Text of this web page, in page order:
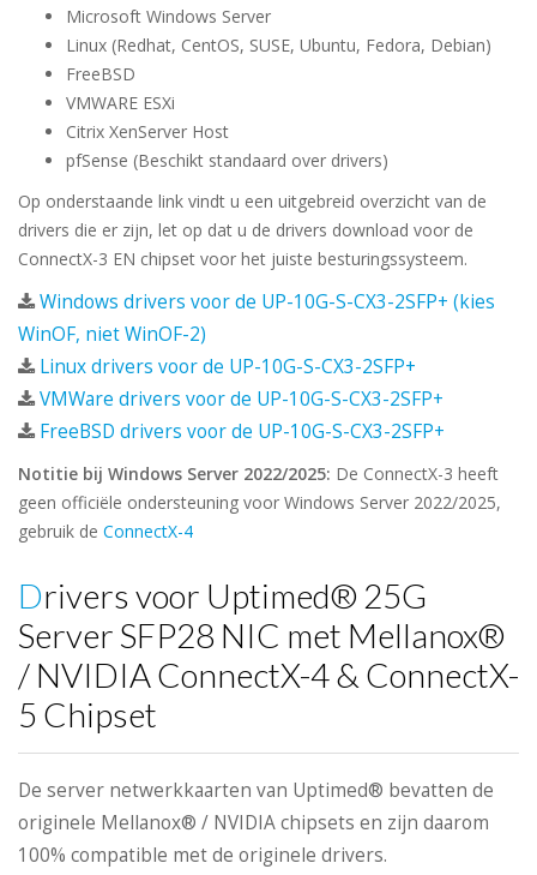
Microsoft Windows Server
Linux (Redhat, CentOS, SUSE, Ubuntu, Fedora, Debian)
FreeBSD
VMWARE ESXi
Citrix XenServer Host
pfSense (Beschikt standaard over drivers)
Op onderstaande link vindt u een uitgebreid overzicht van de
drivers die er zijn, let op dat u de drivers download voor de
ConnectX-3 EN chipset voor het juiste besturingssysteem.
Windows drivers voor de UP-10G-S-CX3-2SFP+ (kies
WinOF, niet WinOF-2)
Linux drivers voor de UP-10G-S-CX3-2SFP+
VMWare drivers voor de UP-10G-S-CX3-2SFP+
FreeBSD drivers voor de UP-10G-S-CX3-2SFP+
Notitie bij Windows Server 2022/2025: De ConnectX-3 heeft
geen officiële ondersteuning voor Windows Server 2022/2025,
gebruik de ConnectX-4
Drivers voor Uptimed® 25G
Server SFP28 NIC met Mellanox®
/ NVIDIA ConnectX-4 & ConnectX-
5 Chipset
De server netwerkkaarten van Uptimed® bevatten de
originele Mellanox® / NVIDIA chipsets en zijn daarom
100% compatible met de originele drivers.